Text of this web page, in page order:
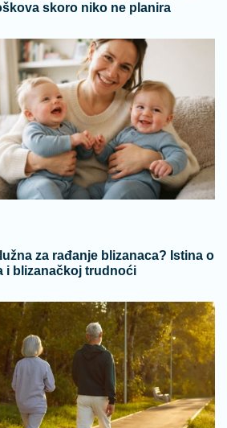
skoro niko ne planira
za rađanje blizanaca? Istina o
i blizanačkoj trudnoći